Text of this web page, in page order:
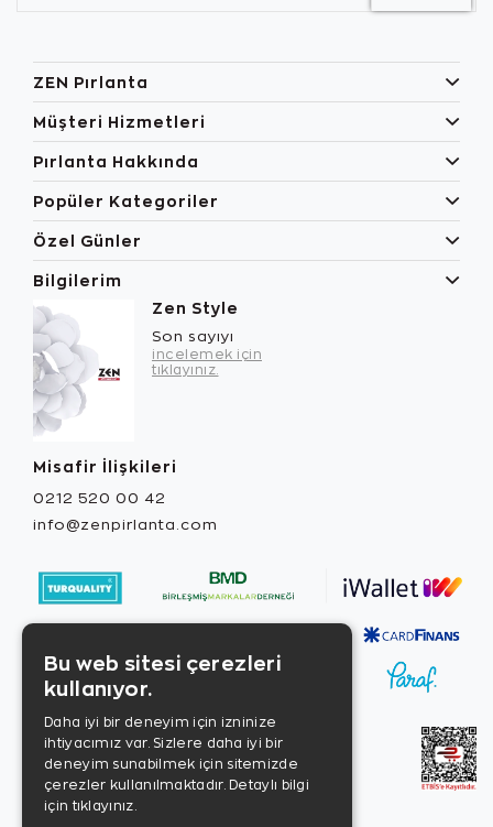
ZEN Pırlanta
Müşteri Hizmetleri
Pırlanta Hakkında
Popüler Kategoriler
Özel Günler
Bilgilerim
Zen Style
Son sayıyı
incelemek için
tıklayınız.
Misafir İlişkileri
0212 520 00 42
info@zenpirlanta.com
Bu web sitesi çerezleri
kullanıyor.
Daha iyi bir deneyim için izninize
ihtiyacımız var. Sizlere daha iyi bir
deneyim sunabilmek için sitemizde
çerezler kullanılmaktadır. Detaylı bilgi
için tıklayınız.